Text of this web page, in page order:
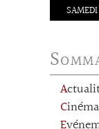
Cinéma